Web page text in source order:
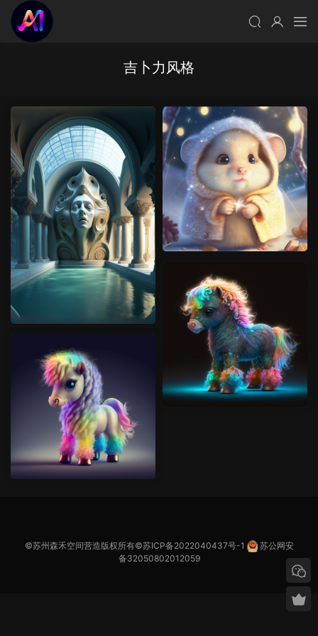
吉卜力风格
©苏州森禾空间营造版权所有©苏ICP备2022040437号-1
苏公网安
备32050802012059